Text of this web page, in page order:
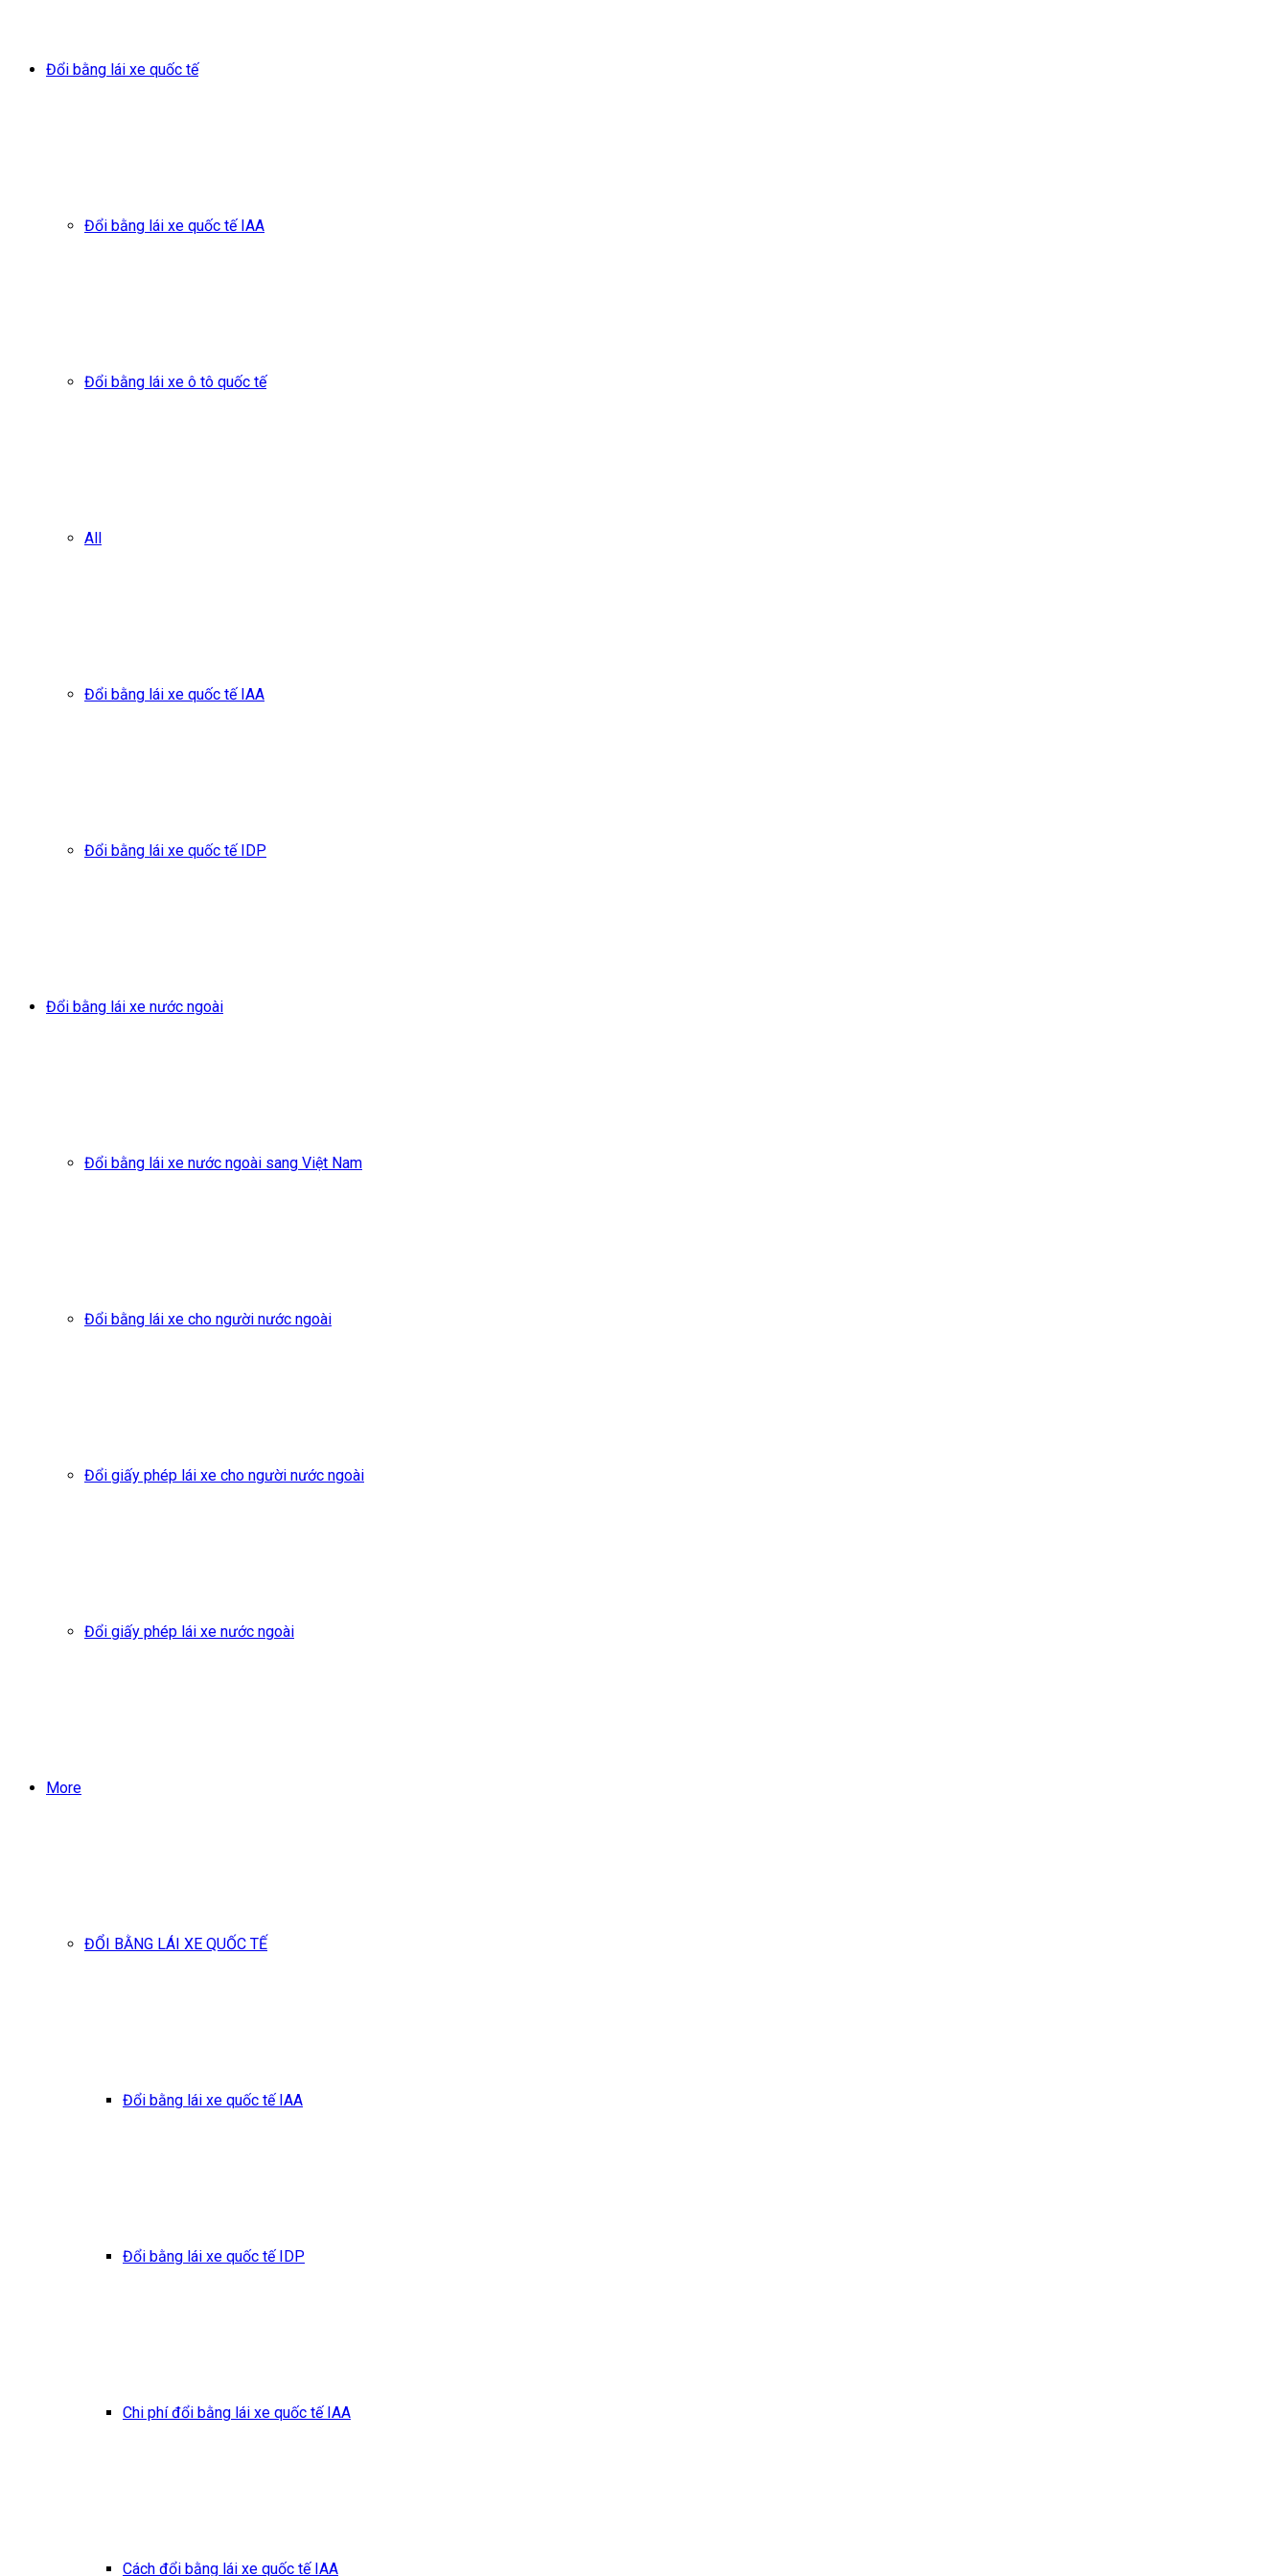
Đổi bằng lái xe quốc tế
Đổi bằng lái xe quốc tế IAA
Đổi bằng lái xe ô tô quốc tế
All
Đổi bằng lái xe quốc tế IAA
Đổi bằng lái xe quốc tế IDP
Đổi bằng lái xe nước ngoài
Đổi bằng lái xe nước ngoài sang Việt Nam
Đổi bằng lái xe cho người nước ngoài
Đổi giấy phép lái xe cho người nước ngoài
Đổi giấy phép lái xe nước ngoài
More
ĐỔI BẰNG LÁI XE QUỐC TẾ
Đổi bằng lái xe quốc tế IAA
Đổi bằng lái xe quốc tế IDP
Chi phí đổi bằng lái xe quốc tế IAA
Cách đổi bằng lái xe quốc tế IAA